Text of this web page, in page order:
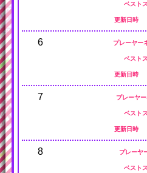
ベスト
更新日時
6 プレーヤー
ベスト
更新日時
7 プレーヤ
ベスト
更新日時
8 プレーヤ
ベスト